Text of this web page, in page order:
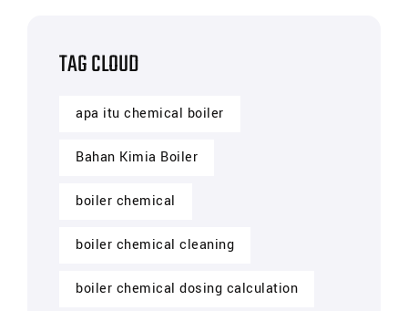
TAG CLOUD
apa itu chemical boiler
Bahan Kimia Boiler
boiler chemical
boiler chemical cleaning
boiler chemical dosing calculation